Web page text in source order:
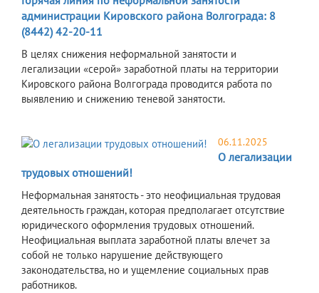
администрации Кировского района Волгограда: 8
(8442) 42-20-11
В целях снижения неформальной занятости и
легализации «серой» заработной платы на территории
Кировского района Волгограда проводится работа по
выявлению и снижению теневой занятости.
06.11.2025
О легализации
трудовых отношений!
Неформальная занятость - это неофициальная трудовая
деятельность граждан, которая предполагает отсутствие
юридического оформления трудовых отношений.
Неофициальная выплата заработной платы влечет за
собой не только нарушение действующего
законодательства, но и ущемление социальных прав
работников.